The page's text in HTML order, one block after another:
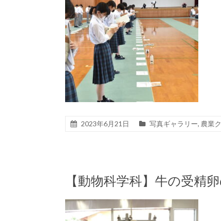
2023年6月21日 写真ギャラリー, 農業
【動物科学科】牛の受精